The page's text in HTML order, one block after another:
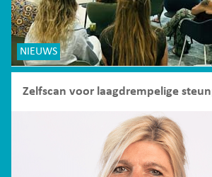
NIEUWS
Zelfscan voor laagdrempelige